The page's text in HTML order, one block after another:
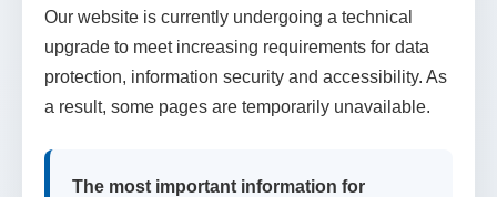
Our website is currently undergoing a technical
upgrade to meet increasing requirements for data
protection, information security and accessibility. As
a result, some pages are temporarily unavailable.
The most important information for